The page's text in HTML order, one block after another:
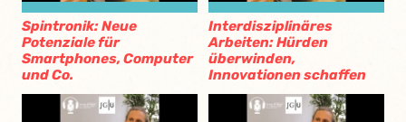
Spintronik: Neue
Potenziale für
Smartphones, Computer
und Co.
Interdisziplinäres
Arbeiten: Hürden
überwinden,
Innovationen schaffen